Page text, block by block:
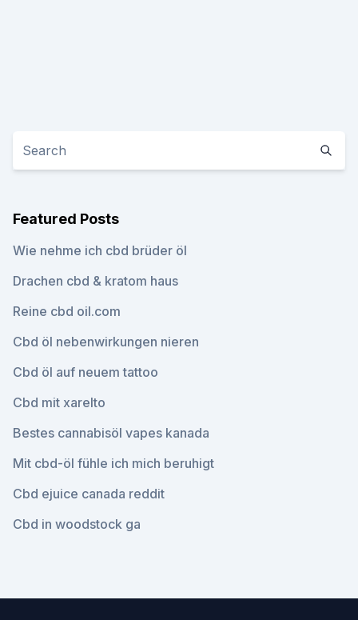
Featured Posts
Wie nehme ich cbd brüder öl
Drachen cbd & kratom haus
Reine cbd oil.com
Cbd öl nebenwirkungen nieren
Cbd öl auf neuem tattoo
Cbd mit xarelto
Bestes cannabisöl vapes kanada
Mit cbd-öl fühle ich mich beruhigt
Cbd ejuice canada reddit
Cbd in woodstock ga